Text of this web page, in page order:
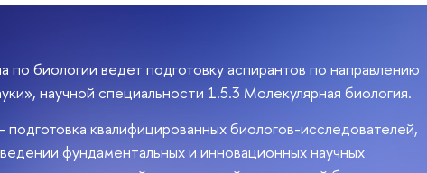
по биологии ведет подготовку аспирантов по направлению
научной специальности 1.5.3 Молекулярная биология.
подготовка квалифицированных биологов-исследователей,
фундаментальных и инновационных научных